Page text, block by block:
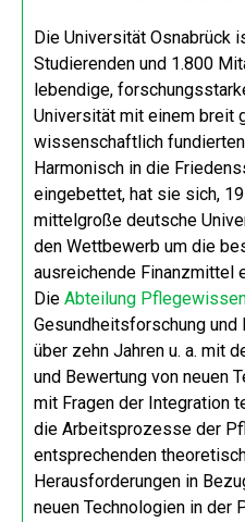
Die Universität Osnabrück
Studierenden und 1.800
lebendige,
Universität mit einem breit
wissenschaftlich
Harmonisch in die
eingebettet, hat sie sich,
mittelgroße deutsche
den Wettbewerb um die
ausreichende Finanzmittel
Die Abteilung
Gesundheitsforschung
über zehn Jahren u. a. mit
und Bewertung von neuen
mit Fragen der Integration
die Arbeitsprozesse der
entsprechenden
Herausforderungen in
neuen Technologien in der